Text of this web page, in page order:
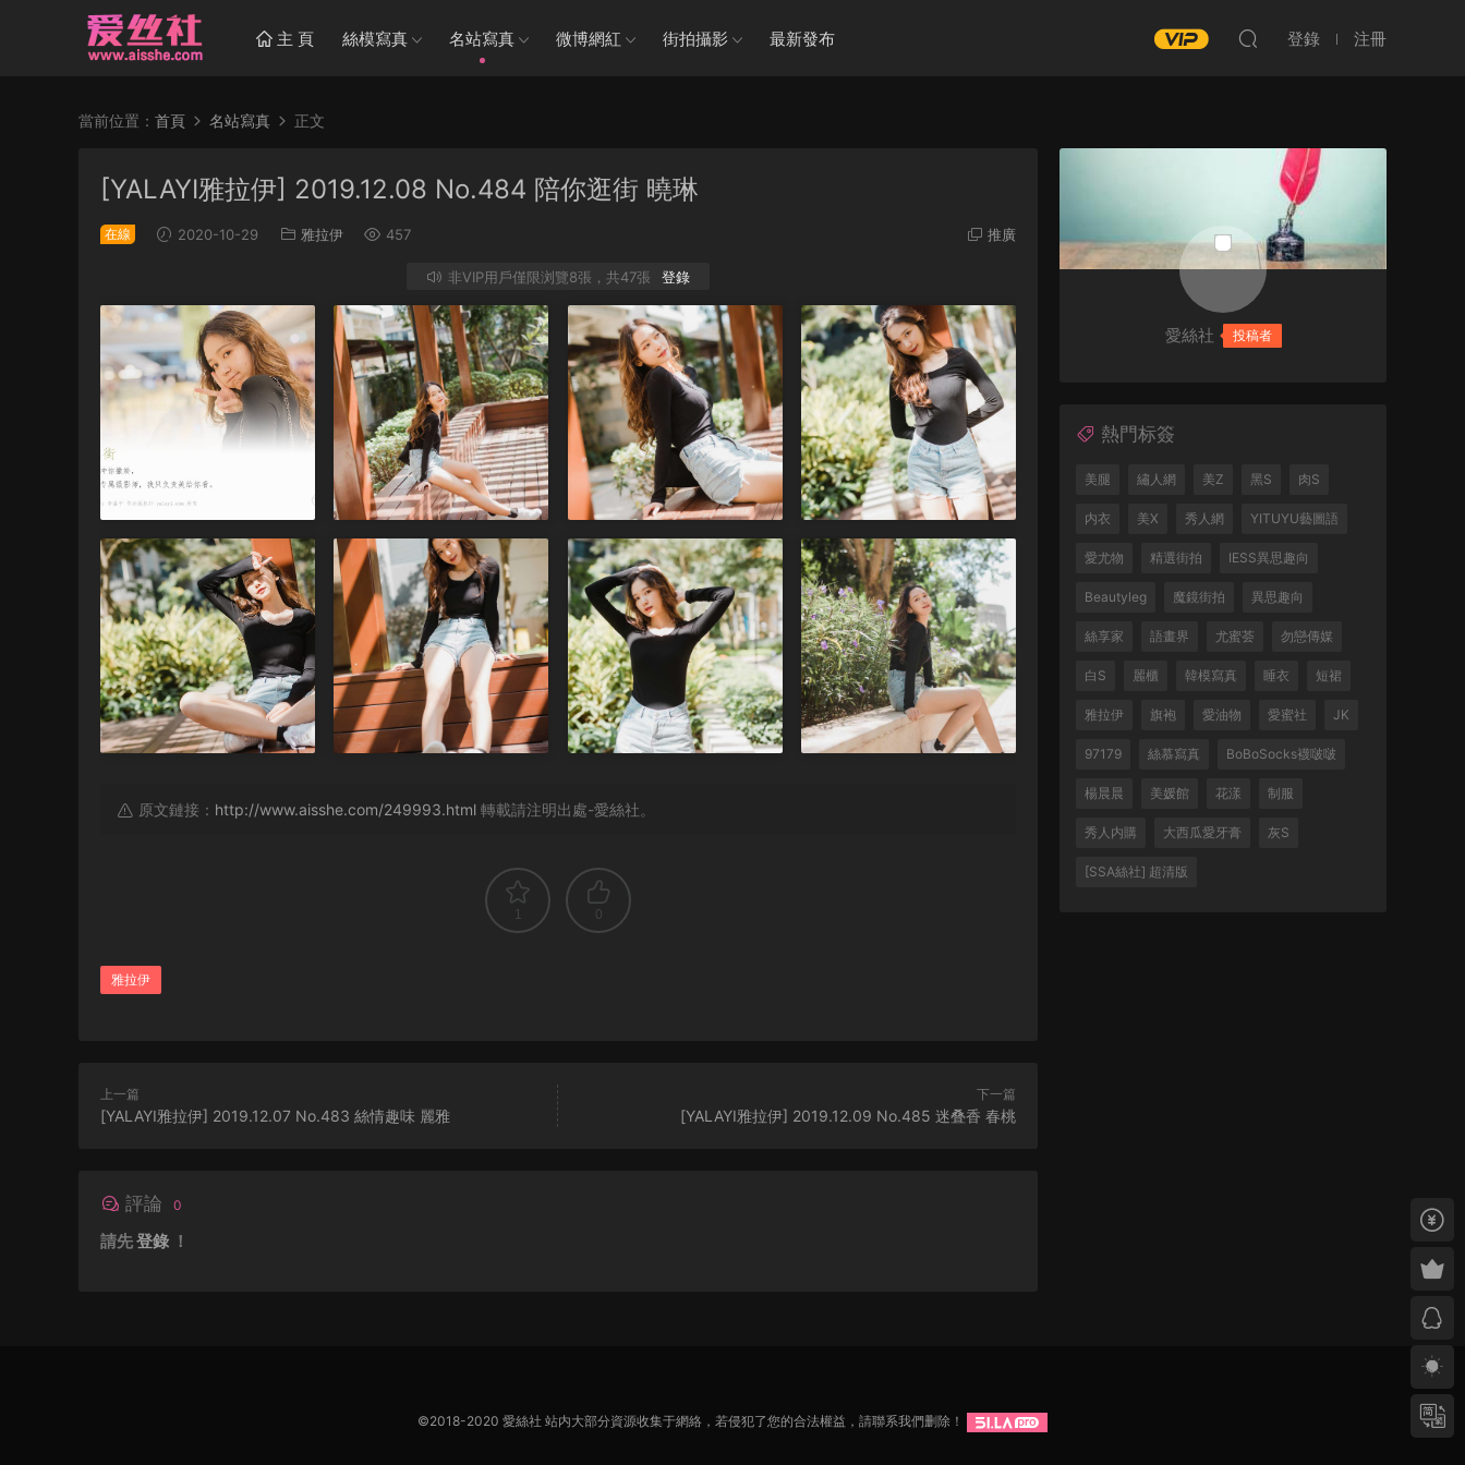
主 頁 絲模寫真 名站寫真 微博網紅 街拍攝影 最新發布 登錄 注冊
當前位置： 首頁 名站寫真 正文
[YALAYI雅拉伊] 2019.12.08 No.484 陪你逛街 曉琳
在線 2020-10-29 雅拉伊 457 推廣
非VIP用戶僅限浏覽8張，共47張 登錄
原文鏈接： http://www.aisshe.com/249993.html 轉載請注明出處-愛絲社。
1 0
雅拉伊
上一篇
[YALAYI雅拉伊] 2019.12.07 No.483 絲情趣味 麗雅
下一篇
[YALAYI雅拉伊] 2019.12.09 No.485 迷叠香 春桃
評論 0
請先登錄 ！
愛絲社 投稿者
熱門标簽
美腿 繡人網 美Z 黑S 肉S
内衣 美X 秀人網 YITUYU藝圖語
愛尤物 精選街拍 IESS異思趣向
Beautyleg 魔鏡街拍 異思趣向
絲享家 語畫界 尤蜜荟 勿戀傳媒
白S 麗櫃 韓模寫真 睡衣 短裙
雅拉伊 旗袍 愛油物 愛蜜社 JK
97179 絲慕寫真 BoBoSocks襪啵啵
楊晨晨 美媛館 花漾 制服
秀人内購 大西瓜愛牙膏 灰S
[SSA絲社] 超清版
©2018-2020 愛絲社 站内大部分資源收集于網絡，若侵犯了您的合法權益，請聯系我們删除！